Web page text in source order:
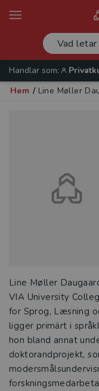
Handlar som:
Hem / Line Møller
Line Møller
VIA University
for Sprog, Læsning
ligger primärt i
hon bland annat
doktorandprojekt,